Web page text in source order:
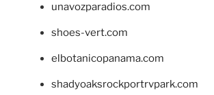
unavozparadios.com
shoes-vert.com
elbotanicopanama.com
shadyoaksrockportrvpark.com